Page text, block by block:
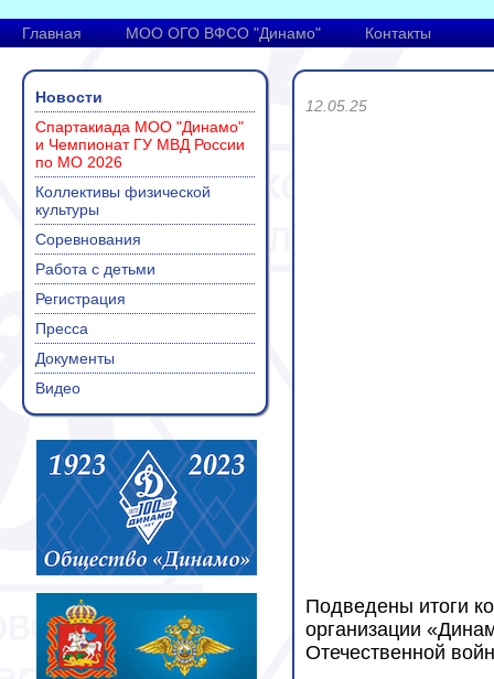
Главная МОО ОГО ВФСО "Динамо" Контакты
Новости
Спартакиада МОО "Динамо"
и Чемпионат ГУ МВД России
по МО 2026
Коллективы физической
культуры
Соревнования
Работа с детьми
Регистрация
Пресса
Документы
Видео
12.05.25
Подведены итоги
организации
Отечественной